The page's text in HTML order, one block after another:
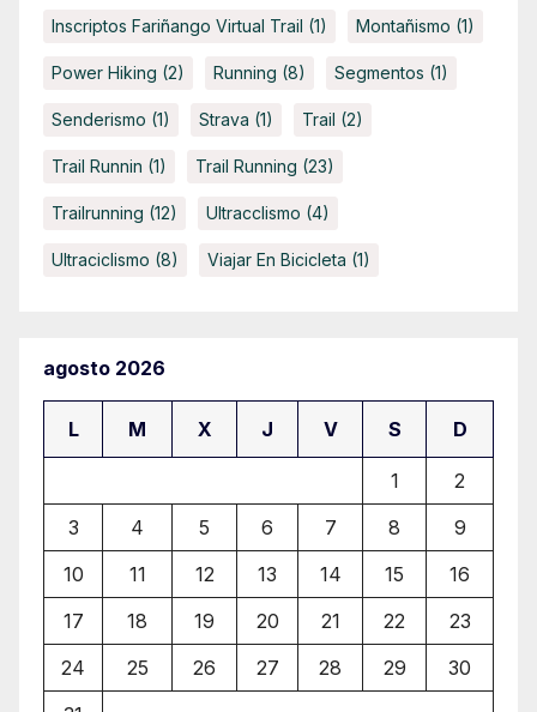
Inscriptos Fariñango Virtual Trail (1) Montañismo (1)
Power Hiking (2) Running (8) Segmentos (1)
Senderismo (1) Strava (1) Trail (2)
Trail Runnin (1) Trail Running (23)
Trailrunning (12) Ultracclismo (4)
Ultraciclismo (8) Viajar En Bicicleta (1)
agosto 2026
L M X J V S D
1
2
3
4 5 6 7 8
9
10
11 12 13 14 15
16
17
18 19 20 21 22
23
24
25 26 27 28 29
30